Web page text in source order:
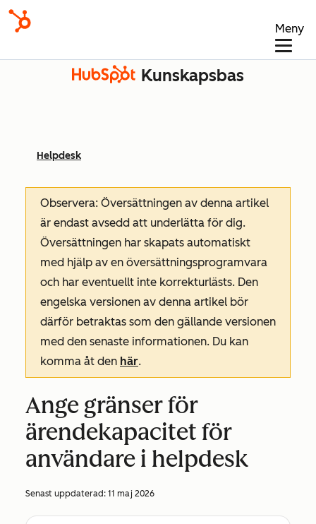
Meny
Kunskapsbas
Helpdesk
Observera: Översättningen av denna artikel
är endast avsedd att underlätta för dig.
Översättningen har skapats automatiskt
med hjälp av en översättningsprogramvara
och har eventuellt inte korrekturlästs. Den
engelska versionen av denna artikel bör
därför betraktas som den gällande versionen
med den senaste informationen. Du kan
komma åt den här.
Ange gränser för
ärendekapacitet för
användare i helpdesk
Senast uppdaterad: 11 maj 2026